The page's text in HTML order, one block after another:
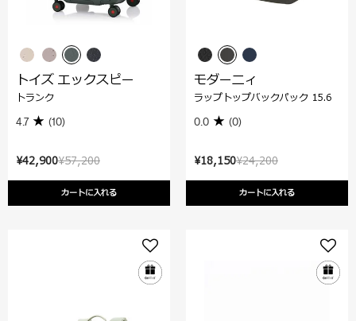
¥57,200
¥42,900
カートに入れる
トイズ エックスピー
トランク
4.7 (10)
¥24,200
¥18,150
カートに入れる
モダーニィ
ラップトップバックパック 15.6
0.0 (0)